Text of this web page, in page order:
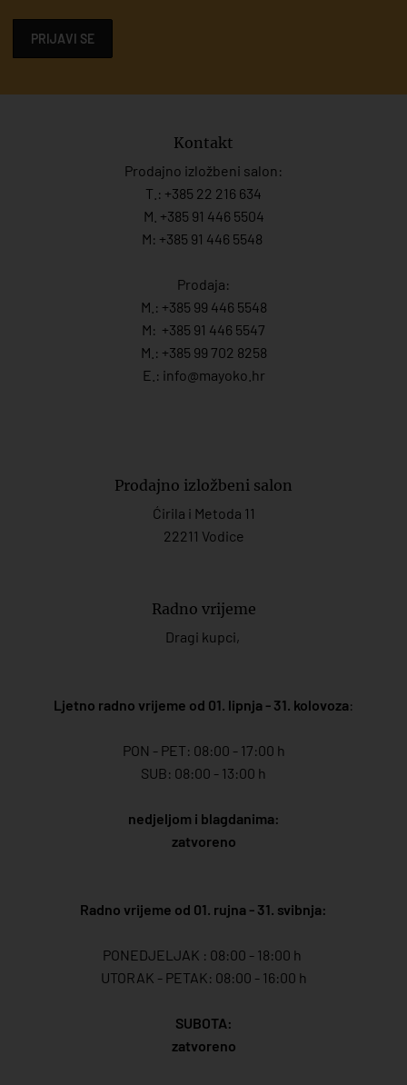
PRIJAVI SE
Kontakt
Prodajno izložbeni salon:
T.: +385 22 216 634
M. +385 91 446 5504
M: +385 91 446 5548
Prodaja:
M.: +385 99 446 5548
M: +385 91 446 5547
M.: +385 99 702 8258
E.: info@mayoko. hr
Prodajno izložbeni salon
Ćirila i Metoda 11
22211 Vodice
Radno vrijeme
Dragi kupci,
Ljetno radno vrijeme od 01. lipnja - 31. kolovoza:
PON - PET: 08:00 - 17:00 h
SUB: 08:00 - 13:00 h
nedjeljom i blagdanima:
zatvoreno
Radno vrijeme od 01. rujna - 31. svibnja:
PONEDJELJAK : 08:00 - 18:00 h
UTORAK - PETAK: 08:00 - 16:00 h
SUBOTA:
zatvoreno